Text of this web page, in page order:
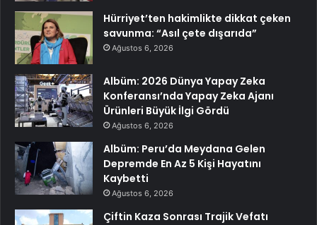
Hürriyet’ten hakimlikte dikkat çeken
savunma: “Asıl çete dışarıda”
Ağustos 6, 2026
Albüm: 2026 Dünya Yapay Zeka
Konferansı’nda Yapay Zeka Ajanı
Ürünleri Büyük İlgi Gördü
Ağustos 6, 2026
Albüm: Peru’da Meydana Gelen
Depremde En Az 5 Kişi Hayatını
Kaybetti
Ağustos 6, 2026
Çiftin Kaza Sonrası Trajik Vefatı